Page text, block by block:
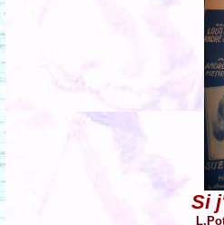
Si